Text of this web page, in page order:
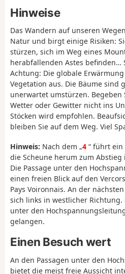
Hinweise
Das Wandern auf unseren
Natur und birgt einige Risiken:
stürzen, sich im Weg eines
herabfallenden Astes befinden…
Achtung: Die globale
Vegetation aus. Die Bäume sind
unerwartet umstürzen. Begeben
Wetter oder Gewitter nicht ins
Stöcken wird empfohlen.
bleiben Sie auf dem Weg. Viel
Hinweis: Nach dem „4 “ führt
die Scheune herum zum Abstieg
Die Passage unter den
einen freien Blick auf den
Pays Voironnais. An der
sich links in westlicher Richtung.
unter den
gelangen.
Einen Besuch wert
An den Passagen unter den
bietet die meist freie Aussicht